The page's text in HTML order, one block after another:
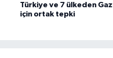
Türkiye ve 7 ülkeden
için ortak tepki